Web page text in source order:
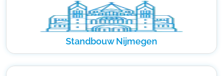
Standbouw Nijmegen